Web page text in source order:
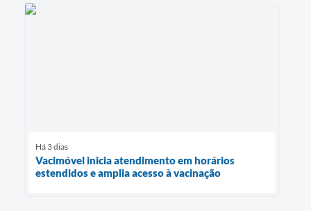
Há 3 dias
Vacimóvel inicia atendimento em horários
estendidos e amplia acesso à vacinação